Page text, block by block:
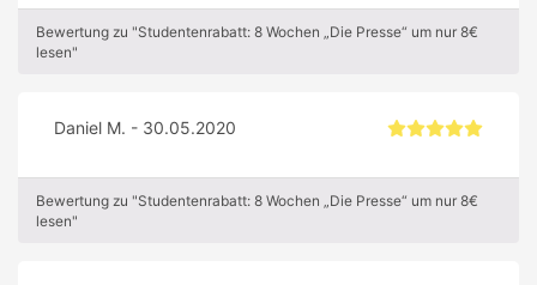
Bewertung zu "Studentenrabatt: 8 Wochen „Die Presse“ um nur 8€
lesen"
Daniel M. - 30.05.2020
Bewertung zu "Studentenrabatt: 8 Wochen „Die Presse“ um nur 8€
lesen"